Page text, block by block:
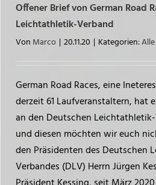
Offener Brief von German Road
Leichtathletik-Verband
Von Marco | 20.11.20 | Kategorien:Alle
German Road Races, eine
derzeit 61 Laufveranstaltern, hat
an den Deutschen
und diesen möchten wir euch
den Präsidenten des Deutschen
Verbandes (DLV) Herrn Jürgen